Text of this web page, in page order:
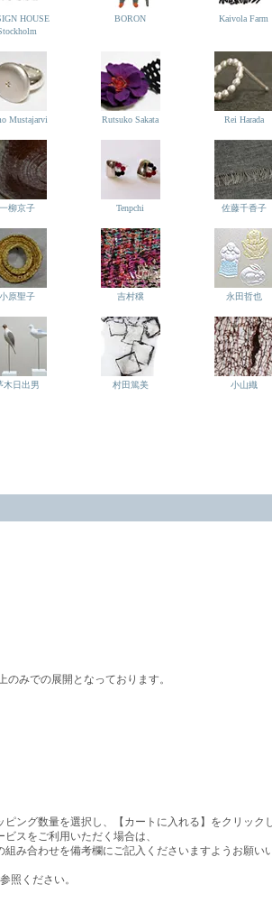
HOUSE
BORON Kaivola Farm
Mustajarvi Rutsuko Sakata Rei Harada
一柳京子 Tenpchi 佐藤千香子
小原聖子 吉村穣 永田哲也
木日出男 村田篤美 小山織
みでの展開となっております。
ング数量を選択し、【カートに入れる】をクリック
スをご利用いただく場合は、
み合わせを備考欄にご記入くださいますようお願い
照ください。